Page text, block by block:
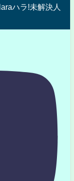
ハラ!未解決人